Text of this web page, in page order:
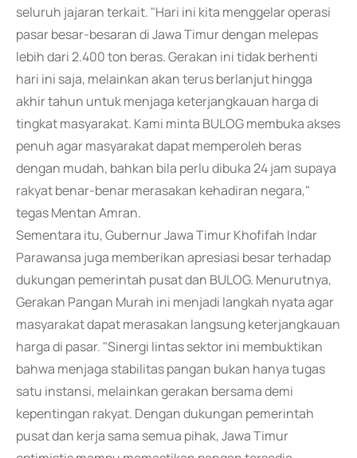
seluruh jajaran terkait. "Hari ini kita menggelar operasi
pasar besar-besaran di Jawa Timur dengan melepas
lebih dari 2.400 ton beras. Gerakan ini tidak berhenti
hari ini saja, melainkan akan terus berlanjut hingga
akhir tahun untuk menjaga keterjangkauan harga di
tingkat masyarakat. Kami minta BULOG membuka akses
penuh agar masyarakat dapat memperoleh beras
dengan mudah, bahkan bila perlu dibuka 24 jam supaya
rakyat benar-benar merasakan kehadiran negara,"
tegas Mentan Amran.
Sementara itu, Gubernur Jawa Timur Khofifah Indar
Parawansa juga memberikan apresiasi besar terhadap
dukungan pemerintah pusat dan BULOG. Menurutnya,
Gerakan Pangan Murah ini menjadi langkah nyata agar
masyarakat dapat merasakan langsung keterjangkauan
harga di pasar. "Sinergi lintas sektor ini membuktikan
bahwa menjaga stabilitas pangan bukan hanya tugas
satu instansi, melainkan gerakan bersama demi
kepentingan rakyat. Dengan dukungan pemerintah
pusat dan kerja sama semua pihak, Jawa Timur